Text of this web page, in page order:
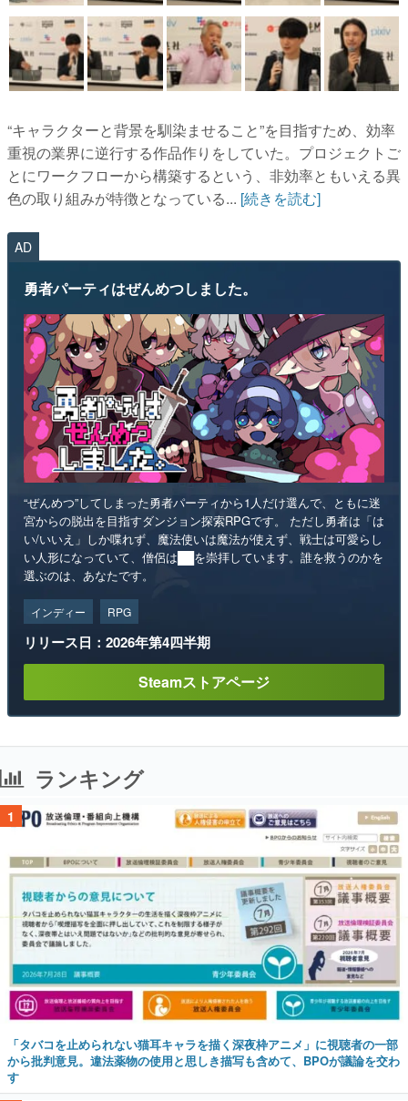
“キャラクターと背景を馴染ませること”を目指すため、効率
重視の業界に逆行する作品作りをしていた。プロジェクトご
とにワークフローから構築するという、非効率ともいえる異
色の取り組みが特徴となっている... [続きを読む]
AD
勇者パーティはぜんめつしました。
“ぜんめつ”してしまった勇者パーティから1人だけ選んで、ともに迷
宮からの脱出を目指すダンジョン探索RPGです。 ただし勇者は「は
い/いいえ」しか喋れず、魔法使いは魔法が使えず、戦士は可愛らし
い人形になっていて、僧侶は██を崇拝しています。誰を救うのかを
選ぶのは、あなたです。
インディー RPG
リリース日：2026年第4四半期
Steamストアページ
ランキング
1
「タバコを止められない猫耳キャラを描く深夜枠アニメ」に視聴者の一部
から批判意見。違法薬物の使用と思しき描写も含めて、BPOが議論を交わ
す